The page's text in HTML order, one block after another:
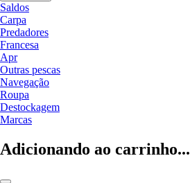
Saldos
Carpa
Predadores
Francesa
Apr
Outras pescas
Navegação
Roupa
Destockagem
Marcas
Adicionando ao carrinho...